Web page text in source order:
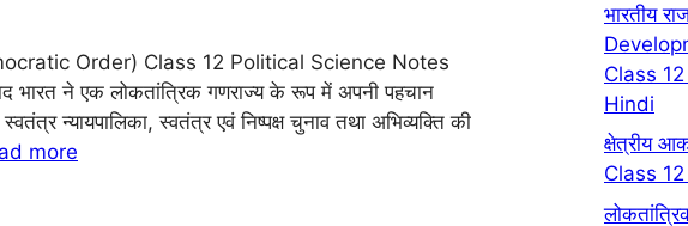
Order) Class 12 Political Science Notes
भारत ने एक लोकतांत्रिक गणराज्य के रूप में अपनी पहचान
न्यायपालिका, स्वतंत्र एवं निष्पक्ष चुनाव तथा अभिव्यक्ति की
more
भारतीय
Class
Hindi
क्षेत्रीय
Class